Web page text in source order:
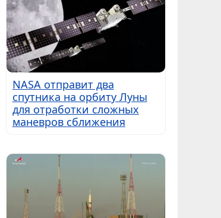
NASA отправит два
спутника на орбиту Луны
для отработки сложных
маневров сближения